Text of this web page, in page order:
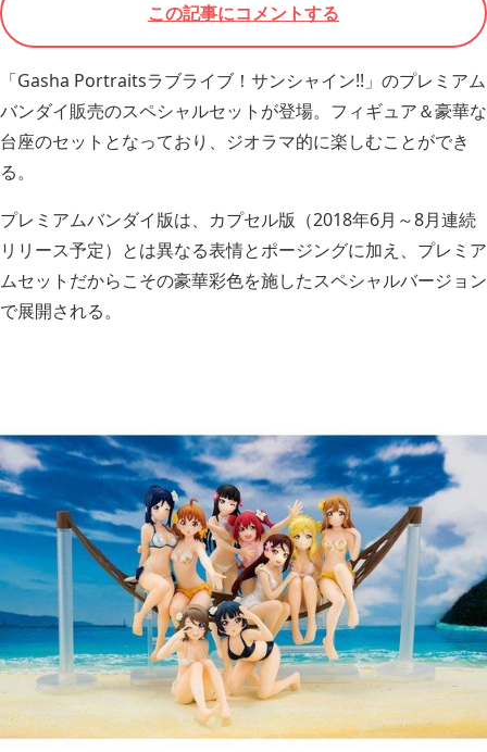
この記事にコメントする
「Gasha Portraitsラブライブ！サンシャイン!!」のプレミアム
バンダイ販売のスペシャルセットが登場。フィギュア＆豪華な
台座のセットとなっており、ジオラマ的に楽しむことができ
る。
プレミアムバンダイ版は、カプセル版（2018年6月～8月連続
リリース予定）とは異なる表情とポージングに加え、プレミア
ムセットだからこその豪華彩色を施したスペシャルバージョン
で展開される。